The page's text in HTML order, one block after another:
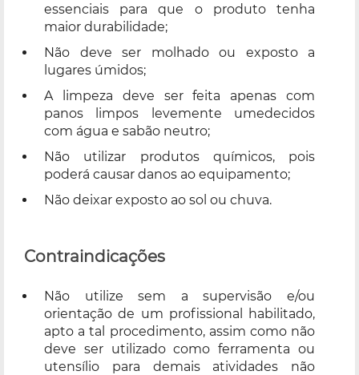
essenciais para que o produto tenha
maior durabilidade;
Não deve ser molhado ou exposto a
lugares úmidos;
A limpeza deve ser feita apenas com
panos limpos levemente umedecidos
com água e sabão neutro;
Não utilizar produtos químicos, pois
poderá causar danos ao equipamento;
Não deixar exposto ao sol ou chuva.
Contraindicações
Não utilize sem a supervisão e/ou
orientação de um profissional habilitado,
apto a tal procedimento, assim como não
deve ser utilizado como ferramenta ou
utensílio para demais atividades não